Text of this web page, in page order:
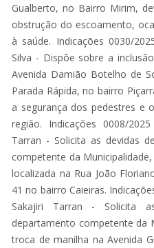
Gualberto, no Bairro Mirim,
obstrução do escoamento,
à saúde. Indicações 0030/
Silva - Dispõe sobre a
Avenida Damião Botelho de
Parada Rápida, no bairro
a segurança dos pedestres e
região. Indicações 0008/
Tarran - Solicita as devidas
competente da
localizada na Rua João
41 no bairro Caieiras.
Sakajiri Tarran - Solicita
departamento competente da
troca de manilha na Avenida